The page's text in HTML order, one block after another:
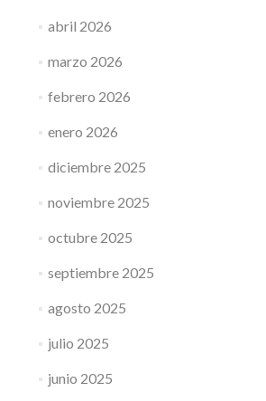
abril 2026
marzo 2026
febrero 2026
enero 2026
diciembre 2025
noviembre 2025
octubre 2025
septiembre 2025
agosto 2025
julio 2025
junio 2025